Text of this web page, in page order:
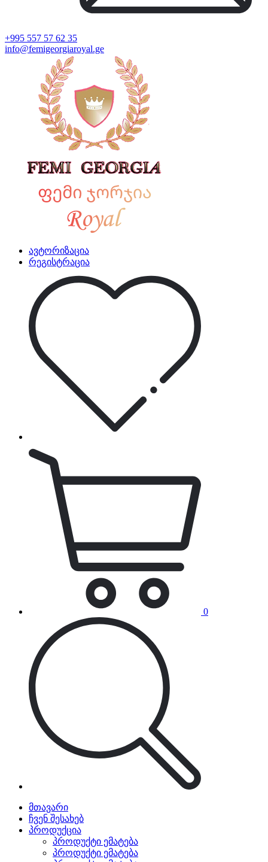
+995 557 57 62 35
info@femigeorgiaroyal.ge
ავტორიზაცია
რეგისტრაცია
0
მთავარი
ჩვენ შესახებ
პროდუქცია
პროდუქტი ემატება
პროდუქტი ემატება